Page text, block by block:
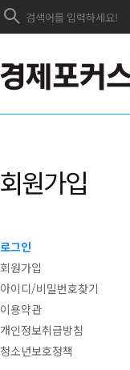
회원가입
로그인
회원가입
아이디/비밀번호찾기
이용약관
개인정보취급방침
청소년보호정책